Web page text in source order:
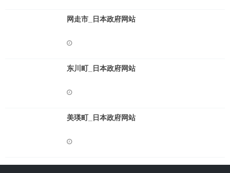
网走市_日本政府网站
东川町_日本政府网站
美瑛町_日本政府网站